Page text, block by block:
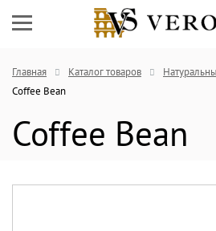
Главная Каталог товаров
Coffee Bean
Coffee Bean